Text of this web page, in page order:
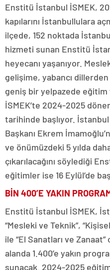
Enstitü İstanbul İSMEK,
kapılarını İstanbullulara
ilçede, 152 noktada
hizmeti sunan Enstitü
heyecanı yaşanıyor.
gelişime, yabancı
geniş bir yelpazede
İSMEK’te 2024-2025
tarihinde başlıyor.
Başkanı Ekrem
ve önümüzdeki 5 yılda
çıkarılacağını söylediği
eğitimler ise 16 Eylül’de
BİN 400’E YAKIN
Enstitü İstanbul İSMEK,
“Mesleki ve Teknik”,
ile “El Sanatları ve
alanda 1.400’e yakın
sunacak. 2024-2025